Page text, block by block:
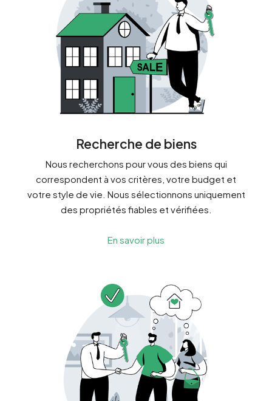
Recherche de biens
Nous recherchons pour vous des biens qui
correspondent à vos critères, votre budget et
votre style de vie. Nous sélectionnons uniquement
des propriétés fiables et vérifiées.
En savoir plus